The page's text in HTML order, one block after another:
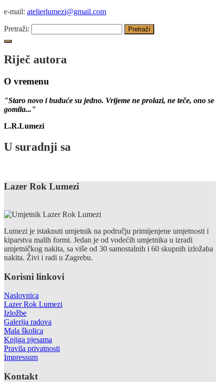
e-mail: atelierlumezi@gmail.com
Pretraži:
Riječ autora
O vremenu
"Staro novo i buduće su jedno. Vrijeme ne prolazi, ne teče, ono se
gomila..."
L.R.Lumezi
U suradnji sa
Lazer Rok Lumezi
Lumezi je istaknuti umjetnik na području primijenjene umjetnosti i
kiparstva malih formi. Jedan je od vodećih umjetnika u izradi
umjetničkog nakita, sa više od 30 samostalnih i 60 skupnih izložaba
nakita. Živi i radi u Zagrebu.
Korisni linkovi
Naslovnica
Lazer Rok Lumezi
Izložbe
Galerija radova
Mala školica
Knjiga pjesama
Pravila privatnosti
Impressum
Kontakt